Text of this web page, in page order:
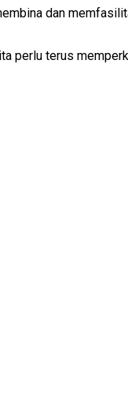
dan
perlu terus